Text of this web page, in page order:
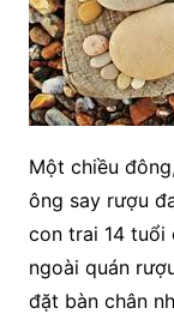
Một chiều
ông say rượu
con trai 14 tuổi
ngoài quán
đặt bàn chân